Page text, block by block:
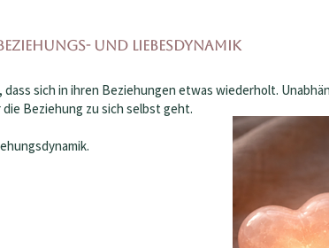
und Liebesdynamik
sich in ihren Beziehungen etwas wiederholt.
Beziehung zu sich selbst geht.